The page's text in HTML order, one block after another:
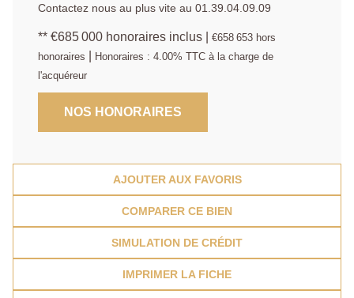
Contactez nous au plus vite au 01.39.04.09.09
** €685 000 honoraires inclus €658 653 hors
honoraires
Honoraires : 4.00% TTC à la charge de
l'acquéreur
NOS HONORAIRES
AJOUTER AUX FAVORIS
COMPARER CE BIEN
SIMULATION DE CRÉDIT
IMPRIMER LA FICHE